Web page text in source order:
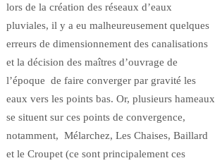
lors de la création des réseaux d’eaux
pluviales, il y a eu malheureusement quelques
erreurs de dimensionnement des canalisations
et la décision des maîtres d’ouvrage de
l’époque de faire converger par gravité les
eaux vers les points bas. Or, plusieurs hameaux
se situent sur ces points de convergence,
notamment, Mélarchez, Les Chaises, Baillard
et le Croupet (ce sont principalement ces